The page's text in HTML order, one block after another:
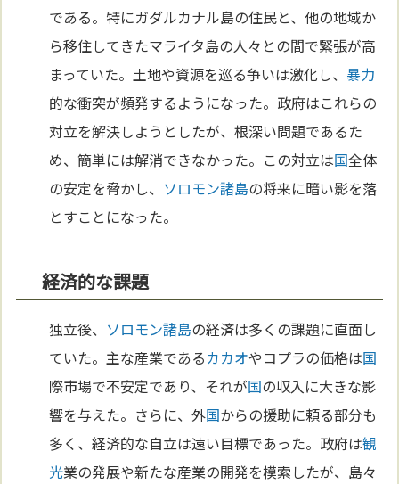
である。特にガダルカナル島の住民と、他の地域か
ら移住してきたマライタ島の人々との間で緊張が高
まっていた。土地や資源を巡る争いは激化し、暴力
的な衝突が頻発するようになった。政府はこれらの
対立を解決しようとしたが、根深い問題であるた
め、簡単には解消できなかった。この対立は国全体
の安定を脅かし、 ソロモン諸島の将来に暗い影を落
とすことになった。
経済的な課題
独立後、 ソロモン諸島の経済は多くの課題に直面し
ていた。主な産業であるカカオやコプラの価格は国
際市場で不安定であり、それが国の収入に大きな影
響を与えた。さらに、外国からの援助に頼る部分も
多く、経済的な自立は遠い目標であった。政府は観
光業の発展や新たな産業の開発を模索したが、島々